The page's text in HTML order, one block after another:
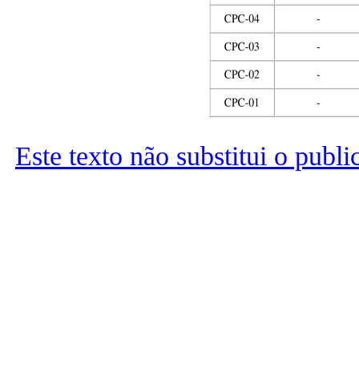
Este texto não substitui o